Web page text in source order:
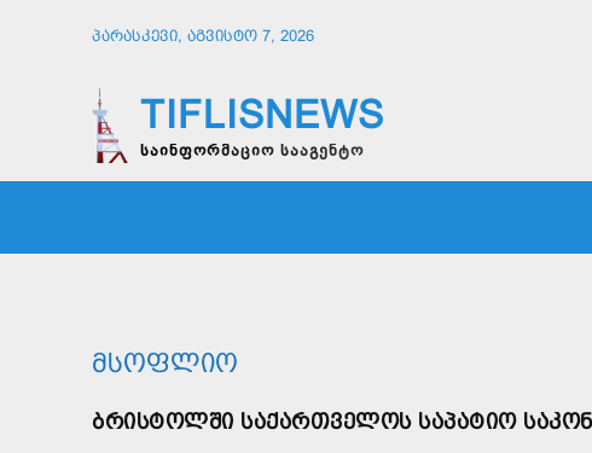
ᲞᲐᲠᲐᲡᲙᲔᲕᲘ, ᲐᲒᲕᲘᲡᲢᲝ 7, 2026
TIFLISNEWS
საინფორმაციო სააგენტო
ᲛᲡᲝᲤᲚᲘᲝ
ᲑᲠᲘᲡᲢᲝᲚᲨᲘ ᲡᲐᲥᲐᲠᲗᲕᲔᲚᲝᲡ ᲡᲐᲞᲐᲢᲘᲝ